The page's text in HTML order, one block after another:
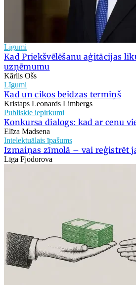
Līgumi
Kad Priekšvēlēšanu aģitācijas
uzņēmumu
Kārlis Ošs
Līgumi
Kad un cikos beidzas termiņš
Kristaps Leonards Limbergs
Publiskie iepirkumi
Konkursa dialogs: kad ar cenu
Elīza Madsena
Intelektuālais īpašums
Izmaiņas zīmolā – vai reģistrēt
Līga Fjodorova